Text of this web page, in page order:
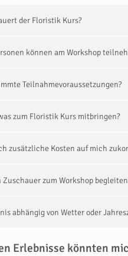
der Floristik Kurs?
können am Workshop
Teilnahmevoraussetzungen?
zum Floristik Kurs mitbringen?
zusätzliche Kosten auf mich
zum Workshop
abhängig von Wetter oder
Erlebnisse könnten